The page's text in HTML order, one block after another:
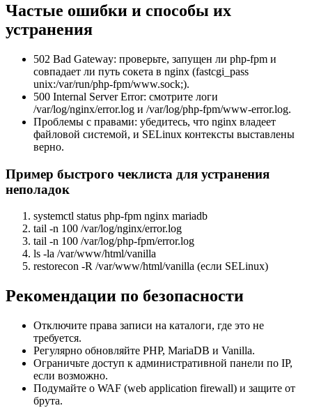
Частые ошибки и способы их
устранения
502 Bad Gateway: проверьте, запущен ли php-fpm и
совпадает ли путь сокета в nginx (fastcgi_pass
unix:/var/run/php-fpm/www.sock;).
500 Internal Server Error: смотрите логи
/var/log/nginx/error.log и /var/log/php-fpm/www-error.log.
Проблемы с правами: убедитесь, что nginx владеет
файловой системой, и SELinux контексты выставлены
верно.
Пример быстрого чеклиста для устранения
неполадок
systemctl status php-fpm nginx mariadb
tail -n 100 /var/log/nginx/error.log
tail -n 100 /var/log/php-fpm/error.log
ls -la /var/www/html/vanilla
restorecon -R /var/www/html/vanilla (если SELinux)
Рекомендации по безопасности
Отключите права записи на каталоги, где это не
требуется.
Регулярно обновляйте PHP, MariaDB и Vanilla.
Ограничьте доступ к административной панели по IP,
если возможно.
Подумайте о WAF (web application firewall) и защите от
брута.